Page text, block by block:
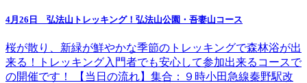
4月26日 弘法山トレッキング！弘法山公園・吾妻山コース
桜が散り、新緑が鮮やかな季節のトレッキングで森林浴が出
来る！トレッキング入門者でも安心して参加出来るコースで
の開催です！ 【当日の流れ】集合：９時小田急線秦野駅改